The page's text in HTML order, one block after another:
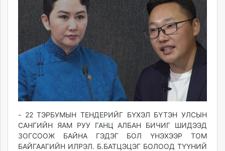
shuud.mn
eagle.mn
ergelt.mn
zarig.mn
today.mn
zuv.mn
mminfo.mn
ugluu.mn
unen.mn
asu.mn
shudarga.mn
- 22 ТЭРБУМЫН ТЕНДЕРИЙГ БҮХЭЛ БҮТЭН УЛСЫН
САНГИЙН ЯАМ РУУ ГАНЦ АЛБАН БИЧИГ ШИДЭЭД
ЗОГСООЖ БАЙНА ГЭДЭГ БОЛ ҮНЭХЭЭР ТОМ
БАЙГААГИЙН ИЛРЭЛ. Б.БАТЦЭЦЭГ БОЛООД ТҮҮНИЙ